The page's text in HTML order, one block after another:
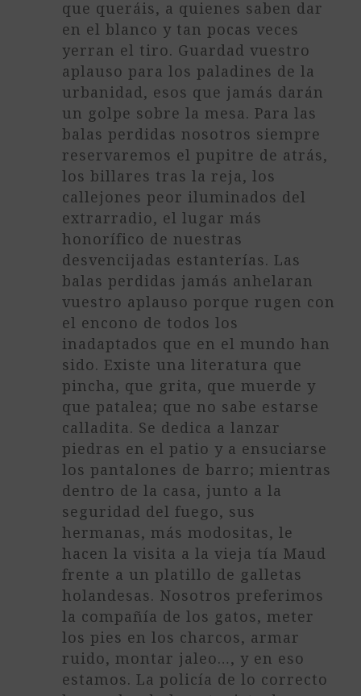
que queráis, a quienes saben dar
en el blanco y tan pocas veces
yerran el tiro. Guardad vuestro
aplauso para los paladines de la
urbanidad, esos que jamás darán
un golpe sobre la mesa. Para las
balas perdidas nosotros siempre
reservaremos el pupitre de atrás,
los billares tras la reja, los
callejones peor iluminados del
extrarradio, el lugar más
honorífico de nuestras
desvencijadas estanterías. Las
balas perdidas jamás anhelaran
vuestro aplauso porque rugen con
el encono de todos los
inadaptados que en el mundo han
sido. Existe una literatura que
pincha, que grita, que muerde y
que patalea; que no sabe estarse
calladita. Se dedica a lanzar
piedras en el patio y a ensuciarse
los pantalones de barro; mientras
dentro de la casa, junto a la
seguridad del fuego, sus
hermanas, más modositas, le
hacen la visita a la vieja tía Maud
frente a un platillo de galletas
holandesas. Nosotros preferimos
la compañía de los gatos, meter
los pies en los charcos, armar
ruido, montar jaleo…, y en eso
estamos. La policía de lo correcto